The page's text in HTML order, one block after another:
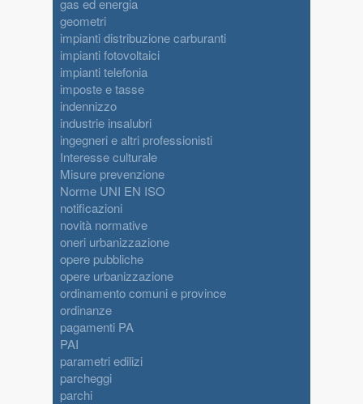
gas ed energia
geometri
impianti distribuzione carburanti
impianti fotovoltaici
impianti telefonia
imposte e tasse
indennizzo
industrie insalubri
ingegneri e altri professionisti
Interesse culturale
Misure prevenzione
Norme UNI EN ISO
notificazioni
novità normative
oneri urbanizzazione
opere pubbliche
opere urbanizzazione
ordinamento comuni e province
ordinanze
pagamenti PA
PAI
parametri edilizi
parcheggi
parchi